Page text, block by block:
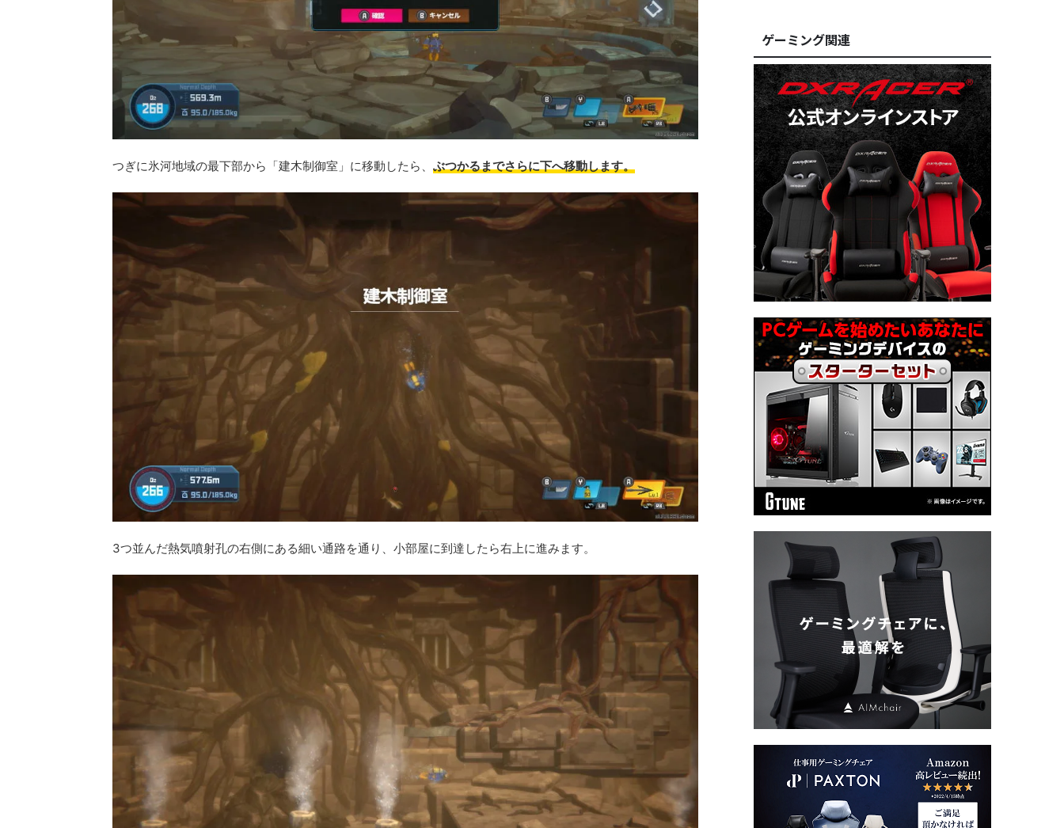
つぎに氷河地域の最下部から「建木制御室」に移動したら、 ぶつかるまでさらに下へ移動します。
3つ並んだ熱気噴射孔の右側にある細い通路を通り、小部屋に到達したら右上に進みます。
ゲーミング関連